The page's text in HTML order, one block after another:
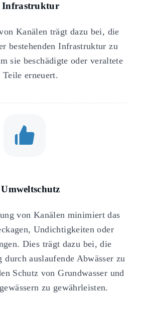
Infrastruktur
Kanälen trägt dazu bei, die
bestehenden Infrastruktur zu
sie beschädigte oder veraltete
Teile erneuert.
Umweltschutz
von Kanälen minimiert das
Undichtigkeiten oder
Dies trägt dazu bei, die
durch auslaufende Abwässer zu
Schutz von Grundwasser und
zu gewährleisten.